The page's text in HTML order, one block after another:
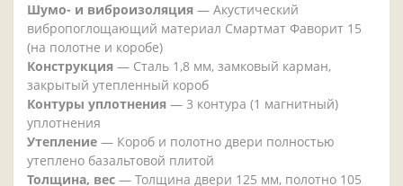
Шумо- и виброизоляция — Акустический
вибропоглощающий материал Смартмат Фаворит 15
(на полотне и коробе)
Конструкция — Сталь 1,8 мм, замковый карман,
закрытый утепленный короб
Контуры уплотнения — 3 контура (1 магнитный)
уплотнения
Утепление — Короб и полотно двери полностью
утеплено базальтовой плитой
Толщина, вес — Толщина двери 125 мм, полотно 105